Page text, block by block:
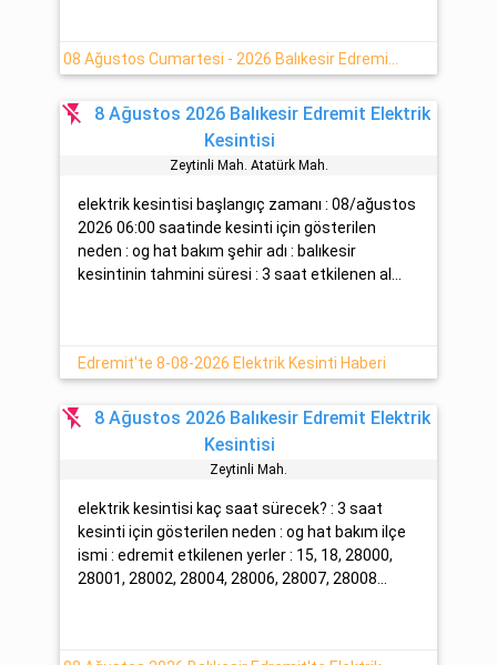
flash_off
8 Ağustos 2026 Balıkesir Edremit Elektrik
Kesintisi
Zeyti̇nli̇ Mah. Atatürk Mah.
elektrik kesintisi başlangıç zamanı : 08/ağustos
2026 06:00 saatinde kesinti için gösterilen
neden : og hat bakım şehir adı : balıkesir
kesintinin tahmini süresi : 3 saat etkilenen al...
Edremit'te 8-08-2026 Elektrik Kesinti Haberi
flash_off
8 Ağustos 2026 Balıkesir Edremit Elektrik
Kesintisi
Zeyti̇nli̇ Mah.
elektrik kesintisi kaç saat sürecek? : 3 saat
kesinti için gösterilen neden : og hat bakım ilçe
ismi : edremit etkilenen yerler : 15, 18, 28000,
28001, 28002, 28004, 28006, 28007, 28008...